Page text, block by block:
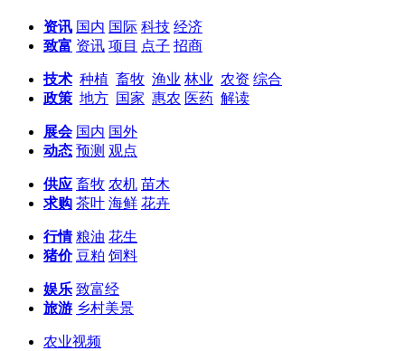
资讯 国内 国际 科技 经济
致富 资讯 项目 点子 招商
技术 种植 畜牧 渔业 林业 农资 综合
政策 地方 国家 惠农 医药 解读
展会 国内 国外
动态 预测 观点
供应 畜牧 农机 苗木
求购 茶叶 海鲜 花卉
行情 粮油 花生
猪价 豆粕 饲料
娱乐 致富经
旅游 乡村美景
农业视频